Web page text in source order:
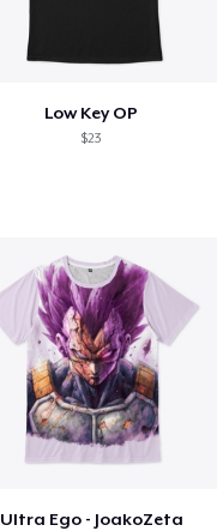
Low Key OP
$23
Ultra Ego - JoakoZeta